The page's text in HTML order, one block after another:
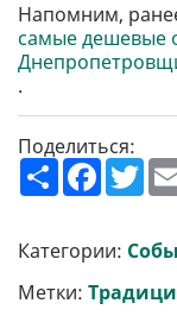
Напомним,
самые дешевые
.
Поделиться:
П
о
р
и
т
и
F
a
b
o
o
k
T
w
t
e
r
Категории:
Метки: